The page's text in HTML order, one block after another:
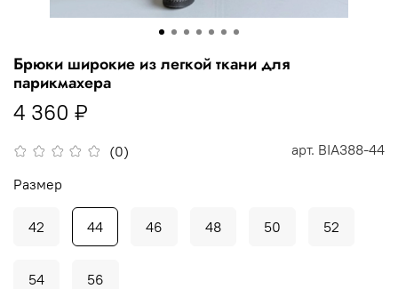
(0) арт. BIA388-44
Брюки широкие из легкой ткани для
парикмахера
4 360 ₽
Размер
42 44 46 48 50 52
54 56